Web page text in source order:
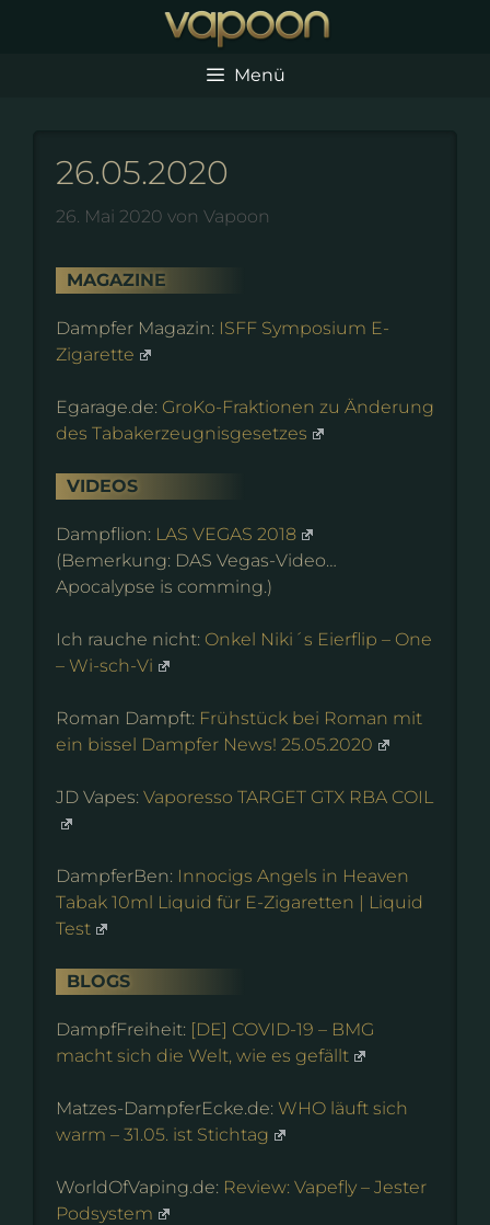
Menü
26.05.2020
26. Mai 2020 von Vapoon
MAGAZINE
Dampfer Magazin: ISFF Symposium E-
Zigarette
Egarage.de: GroKo-Fraktionen zu Änderung
des Tabakerzeugnisgesetzes
VIDEOS
Dampflion: LAS VEGAS 2018
(Bemerkung: DAS Vegas-Video…
Apocalypse is comming.)
Ich rauche nicht: Onkel Niki´s Eierflip – One
– Wi-sch-Vi
Roman Dampft: Frühstück bei Roman mit
ein bissel Dampfer News! 25.05.2020
JD Vapes: Vaporesso TARGET GTX RBA COIL
DampferBen: Innocigs Angels in Heaven
Tabak 10ml Liquid für E-Zigaretten | Liquid
Test
BLOGS
DampfFreiheit: [DE] COVID-19 – BMG
macht sich die Welt, wie es gefällt
Matzes-DampferEcke.de: WHO läuft sich
warm – 31.05. ist Stichtag
WorldOfVaping.de: Review: Vapefly – Jester
Podsystem